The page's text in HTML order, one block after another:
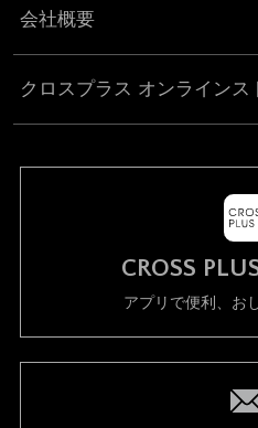
会社概要
クロスプラス オンラインス
CROSS
アプリで便利、お